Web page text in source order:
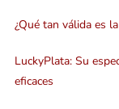
¿Qué tan válida es
LuckyPlata: Su
eficaces